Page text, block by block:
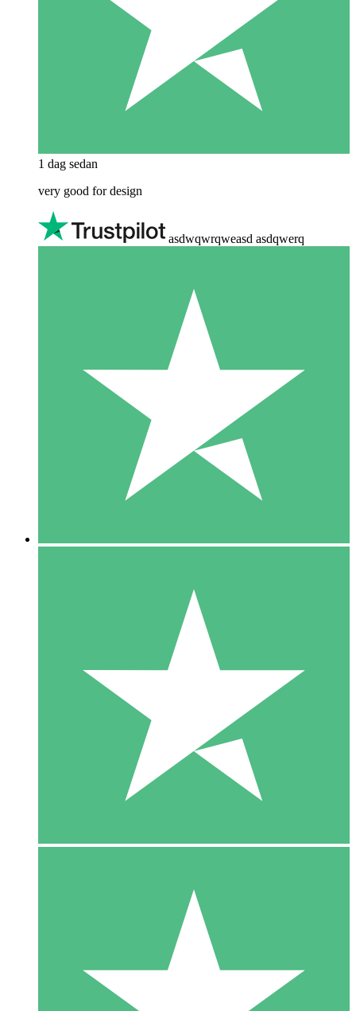
1 dag sedan
very good for design
asdwqwrqweasd asdqwerq